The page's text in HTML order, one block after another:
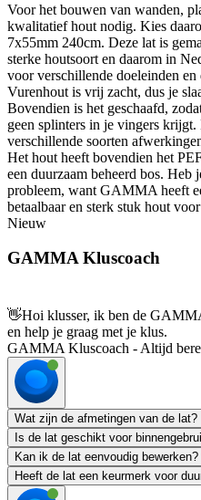
Voor het bouwen van wanden,
kwalitatief hout nodig. Kies
7x55mm 240cm. Deze lat is
sterke houtsoort en daarom in
voor verschillende doeleinden en
Vurenhout is vrij zacht, dus je
Bovendien is het geschaafd,
geen splinters in je vingers
verschillende soorten
Het hout heeft bovendien het
een duurzaam beheerd bos. Heb
probleem, want GAMMA heeft
betaalbaar en sterk stuk hout
Nieuw
GAMMA Kluscoach
👋Hoi klusser, ik ben de
en help je graag met je klus.
GAMMA Kluscoach - Altijd
Wat zijn de afmetingen van de lat?
Is de lat geschikt voor
Kan ik de lat eenvoudig bewerken?
Heeft de lat een keurmerk voor